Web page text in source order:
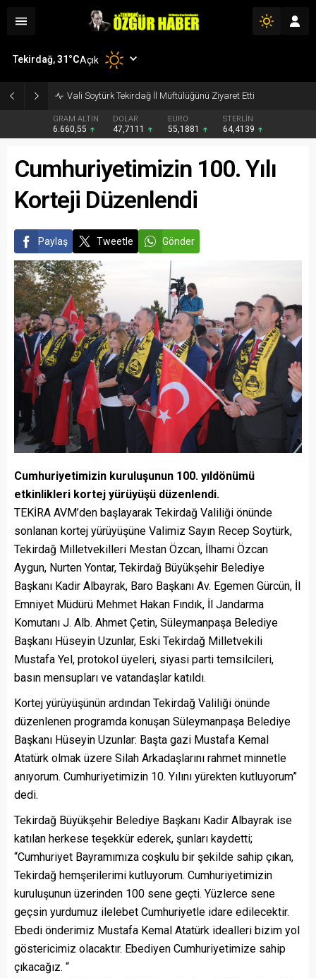
Vali Soytürk Tekirdağ İl Müftülüğünü Ziyaret Etti
GRAM ALTIN
6.660,55
DOLAR
47,7111
EURO
55,1881
STERLİN
64,4139
Tekirdağ,31°CAçık
Cumhuriyetimizin 100. Yılı
Korteji Düzenlendi
Paylaş Tweetle Gönder
Cumhuriyetimizin kuruluşunun 100. yıldönümü
etkinlikleri kortej yürüyüşü düzenlendi.
TEKİRA AVM’den başlayarak Tekirdağ Valiliği önünde
sonlanan kortej yürüyüşüne Valimiz Sayın Recep Soytürk,
Tekirdağ Milletvekilleri Mestan Özcan, İlhami Özcan
Aygun, Nurten Yontar, Tekirdağ Büyükşehir Belediye
Başkanı Kadir Albayrak, Baro Başkanı Av. Egemen Gürcün, İl
Emniyet Müdürü Mehmet Hakan Fındık, İl Jandarma
Komutanı J. Alb. Ahmet Çetin, Süleymanpaşa Belediye
Başkanı Hüseyin Uzunlar, Eski Tekirdağ Milletvekili
Mustafa Yel, protokol üyeleri, siyasi parti temsilcileri,
basın mensupları ve vatandaşlar katıldı.
Kortej yürüyüşünün ardından Tekirdağ Valiliği önünde
düzenlenen programda konuşan Süleymanpaşa Belediye
Başkanı Hüseyin Uzunlar: Başta gazi Mustafa Kemal
Atatürk olmak üzere Silah Arkadaşlarını rahmet minnetle
anıyorum. Cumhuriyetimizin 10. Yılını yürekten kutluyorum”
dedi.
Tekirdağ Büyükşehir Belediye Başkanı Kadir Albayrak ise
katılan herkese teşekkür ederek, şunları kaydetti;
“Cumhuriyet Bayramımıza coşkulu bir şekilde sahip çıkan,
Tekirdağ hemşerilerimi kutluyorum. Cumhuriyetimizin
kuruluşunun üzerinden 100 sene geçti. Yüzlerce sene
geçsin yurdumuz ilelebet Cumhuriyetle idare edilecektir.
Ebedi önderimiz Mustafa Kemal Atatürk idealleri bizim yol
göstericimiz olacaktır. Ebediyen Cumhuriyetimize sahip
çıkacağız. “